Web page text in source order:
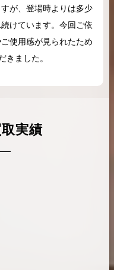
が、登場時よりは多少
けています。今回ご依
使用感が見られたため
きました。
実績